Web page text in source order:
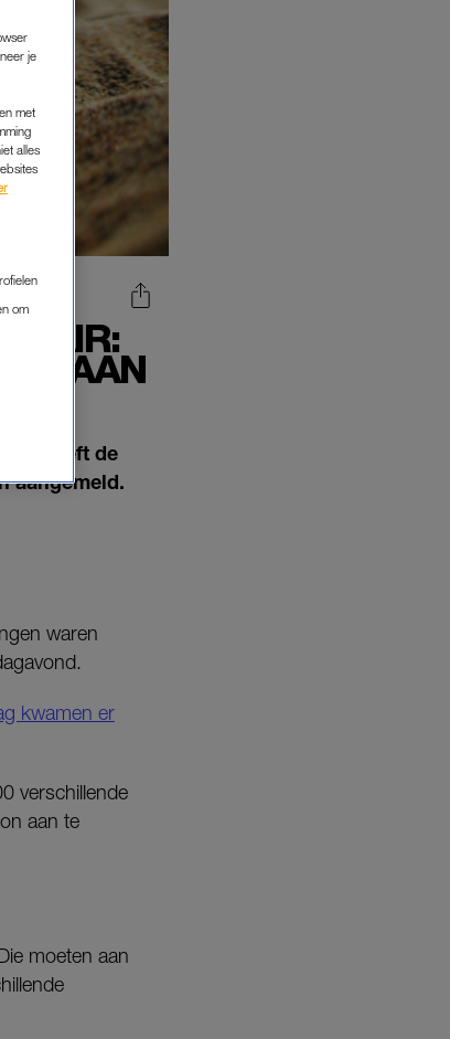
AAN
betreft de
aangemeld.
waren
kwamen er
verschillende
aan te
moeten aan
je
met
alles
om